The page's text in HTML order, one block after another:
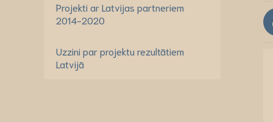
Projekti ar Latvijas partneriem
2014-2020
Uzzini par projektu rezultātiem
Latvijā